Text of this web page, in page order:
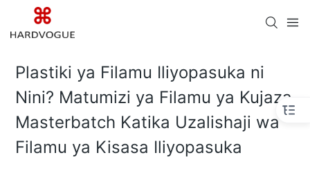
Plastiki ya Filamu Iliyopasuka ni
Nini? Matumizi ya Filamu ya Kujaza
Masterbatch Katika Uzalishaji wa
Filamu ya Kisasa Iliyopasuka